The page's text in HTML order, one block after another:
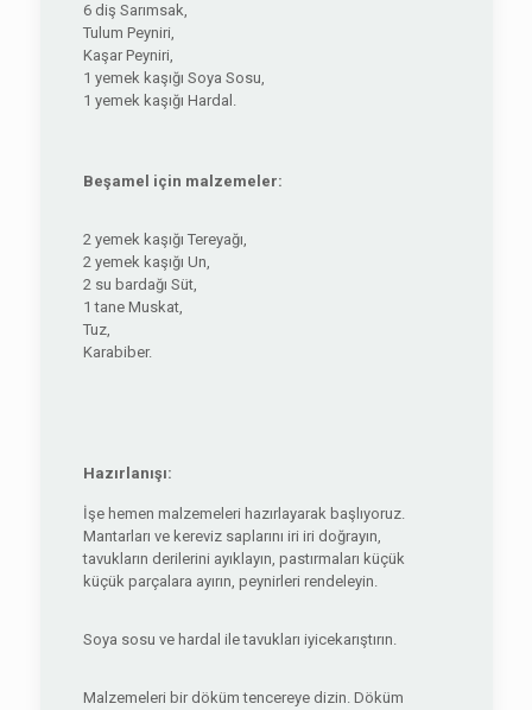
6 diş Sarımsak,
Tulum Peyniri,
Kaşar Peyniri,
1 yemek kaşığı Soya Sosu,
1 yemek kaşığı Hardal.
Beşamel için malzemeler:
2 yemek kaşığı Tereyağı,
2 yemek kaşığı Un,
2 su bardağı Süt,
1 tane Muskat,
Tuz,
Karabiber.
Hazırlanışı:
İşe hemen malzemeleri hazırlayarak başlıyoruz.
Mantarları ve kereviz saplarını iri iri doğrayın,
tavukların derilerini ayıklayın, pastırmaları küçük
küçük parçalara ayırın, peynirleri rendeleyin.
Soya sosu ve hardal ile tavukları iyicekarıştırın.
Malzemeleri bir döküm tencereye dizin. Döküm